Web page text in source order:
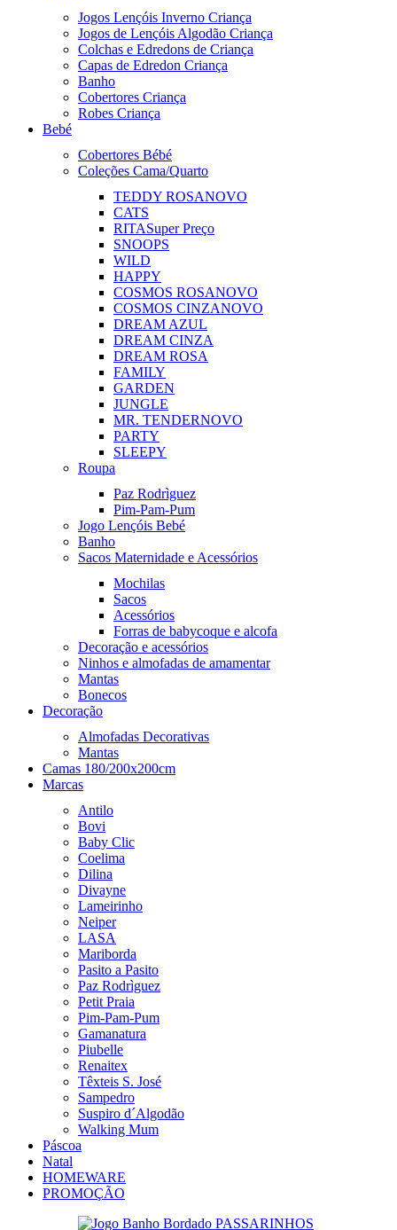
Jogos Lençóis Inverno Criança
Jogos de Lençóis Algodão Criança
Colchas e Edredons de Criança
Capas de Edredon Criança
Banho
Cobertores Criança
Robes Criança
Bebé
Cobertores Bébé
Coleções Cama/Quarto
TEDDY ROSANOVO
CATS
RITASuper Preço
SNOOPS
WILD
HAPPY
COSMOS ROSANOVO
COSMOS CINZANOVO
DREAM AZUL
DREAM CINZA
DREAM ROSA
FAMILY
GARDEN
JUNGLE
MR. TENDERNOVO
PARTY
SLEEPY
Roupa
Paz Rodrìguez
Pim-Pam-Pum
Jogo Lençóis Bebé
Banho
Sacos Maternidade e Acessórios
Mochilas
Sacos
Acessórios
Forras de babycoque e alcofa
Decoração e acessórios
Ninhos e almofadas de amamentar
Mantas
Bonecos
Decoração
Almofadas Decorativas
Mantas
Camas 180/200x200cm
Marcas
Antilo
Bovi
Baby Clic
Coelima
Dilina
Divayne
Lameirinho
Neiper
LASA
Mariborda
Pasito a Pasito
Paz Rodrìguez
Petit Praia
Pim-Pam-Pum
Gamanatura
Piubelle
Renaitex
Têxteis S. José
Sampedro
Suspiro d´Algodão
Walking Mum
Páscoa
Natal
HOMEWARE
PROMOÇÃO